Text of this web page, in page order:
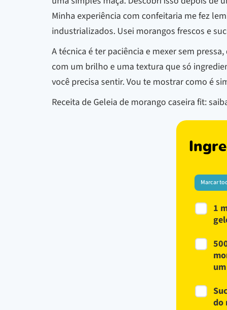
Minha experiência com confeitaria me fez
industrializados. Usei morangos frescos e
A técnica é ter paciência e mexer sem
com um brilho e uma textura que só
você precisa sentir. Vou te mostrar como é
Receita de Geleia de morango caseira fit:
Marcar
1
do